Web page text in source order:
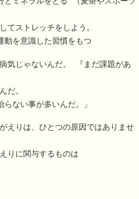
てストレッチをしよう。
動を意識した習慣をもつ
気じゃないんだ。 『まだ課題があ
だ。
ない事が多いんだ。」
りは、ひとつの原因ではありませ
りに関与するものは